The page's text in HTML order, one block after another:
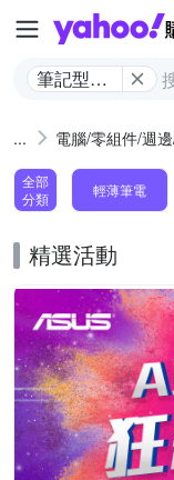
筆記型電
電腦/零組件/週
全部
分類
輕薄筆電
精選活動